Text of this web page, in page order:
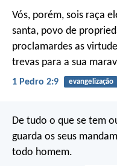
Vós, porém, sois raça
santa, povo de
proclamardes as
trevas para a sua
1 Pedro 2:9 evangelização
De tudo o que se tem
guarda os seus
todo homem.